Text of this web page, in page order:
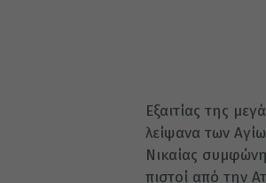
Εξαιτίας της
λείψανα των
Νικαίας
πιστοί από την